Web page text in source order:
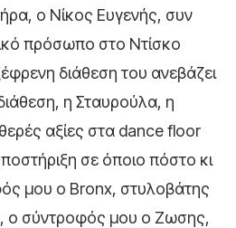
ο Νίκος Ευγενής, συν
πρόσωπο στο Ντίσκο
διάθεση του ανεβάζει
η Σταυρούλα, η
αξίες στα dance floor
σε όποιο πόστο κι
μου o Bronx, στυλοβάτης
ο σύντροφός μου ο Ζωσης,